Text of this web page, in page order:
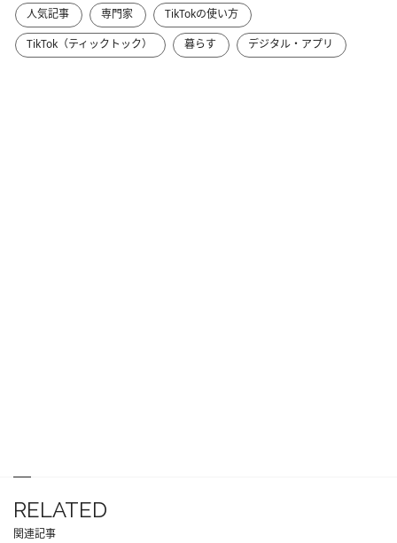
人気記事 専門家
TikTokの使い方
TikTok（ティックトック）
暮らす デジタル・アプリ
RELATED
関連記事